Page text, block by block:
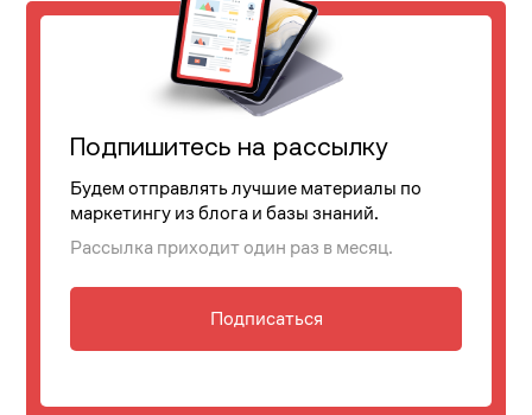
Подпишитесь на рассылку
Будем отправлять лучшие материалы по
маркетингу из блога и базы знаний.
Рассылка приходит один раз в месяц.
Подписаться